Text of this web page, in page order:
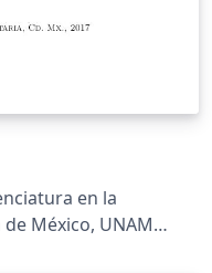
en la
México, UNAM